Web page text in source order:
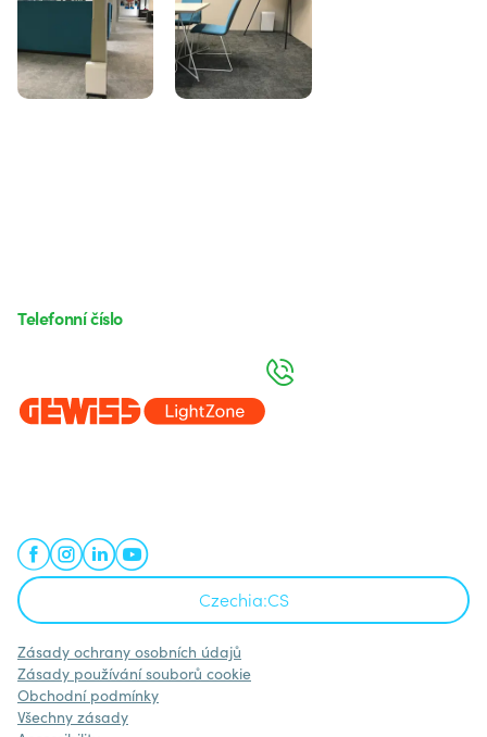
Czechia:CS
Telefonní číslo
Zásady ochrany osobních údajů
Zásady používání souborů cookie
Obchodní podmínky
Všechny zásady